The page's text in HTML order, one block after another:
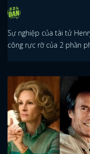
Sự nghiệp của tài tử
công rực rỡ của 2 phần